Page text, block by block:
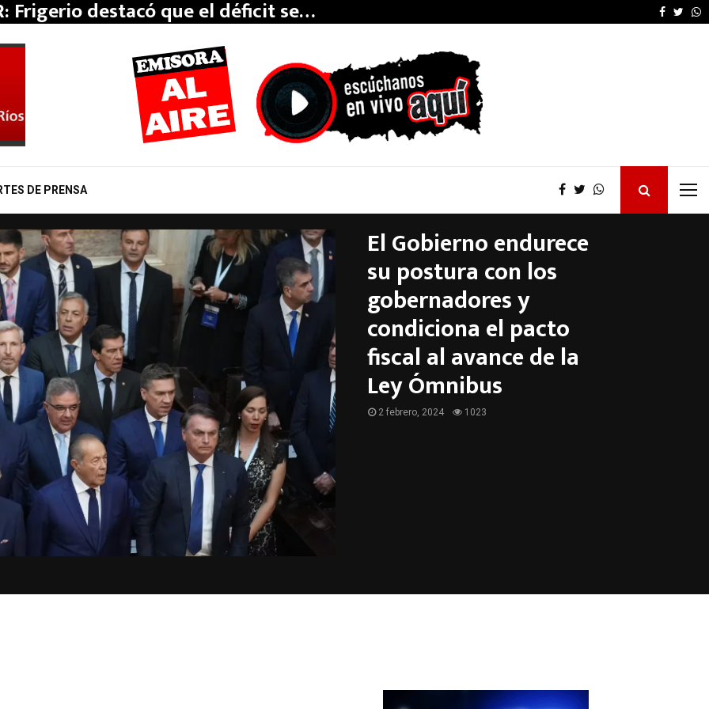
Frigerio destacó que el déficit se… La provincia
DE PRENSA
El Gobierno endurece
su postura con los
gobernadores y
condiciona el pacto
fiscal al avance de la
Ley Ómnibus
2 febrero, 2024 1023